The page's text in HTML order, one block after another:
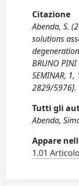
Citazione
Abenda, S.
solutions
BRUNO PINI
SEMINAR,
2829/5976].
Tutti gli
Abenda,
Appare
1.01